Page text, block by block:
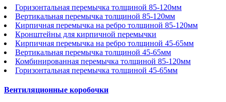
Горизонтальная перемычка толщиной 85-120мм
Вертикальная перемычка толщиной 85-120мм
Кирпичная перемычка на ребро толщиной 85-120мм
Кронштейны для кирпичной перемычки
Кирпичная перемычка на ребро толщиной 45-65мм
Вертикальная перемычка толщиной 45-65мм
Комбинированная перемычка толщиной 85-120мм
Горизонтальная перемычка толщиной 45-65мм
Вентиляционные коробочки